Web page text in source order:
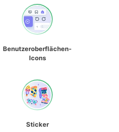
Benutzeroberflächen-
Icons
Sticker